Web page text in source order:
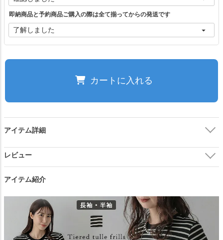
ご注文の前に必ずご確認ください。
即納商品と予約商品ご購入の際は全て揃ってからの発送です
カートに入れる
アイテム詳細
アイテム紹介